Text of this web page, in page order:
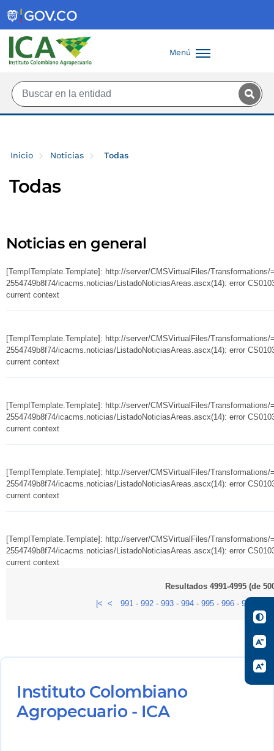
Menú
Inicio Noticias Todas
Todas
Noticias en general
[TempITemplate.Template]: http://server/CMSVirtualFiles/Transformations/
2554749b8f74/icacms.noticias/ListadoNoticiasAreas.ascx(14): error
current context
[TempITemplate.Template]: http://server/CMSVirtualFiles/Transformations/
2554749b8f74/icacms.noticias/ListadoNoticiasAreas.ascx(14): error
current context
[TempITemplate.Template]: http://server/CMSVirtualFiles/Transformations/
2554749b8f74/icacms.noticias/ListadoNoticiasAreas.ascx(14): error
current context
[TempITemplate.Template]: http://server/CMSVirtualFiles/Transformations/
2554749b8f74/icacms.noticias/ListadoNoticiasAreas.ascx(14): error
current context
[TempITemplate.Template]: http://server/CMSVirtualFiles/Transformations/
2554749b8f74/icacms.noticias/ListadoNoticiasAreas.ascx(14): error
current context
Resultados 4991-4995 (de
|< < 991- 992- 993- 994- 995- 996- 997
Instituto Colombiano
Agropecuario - ICA